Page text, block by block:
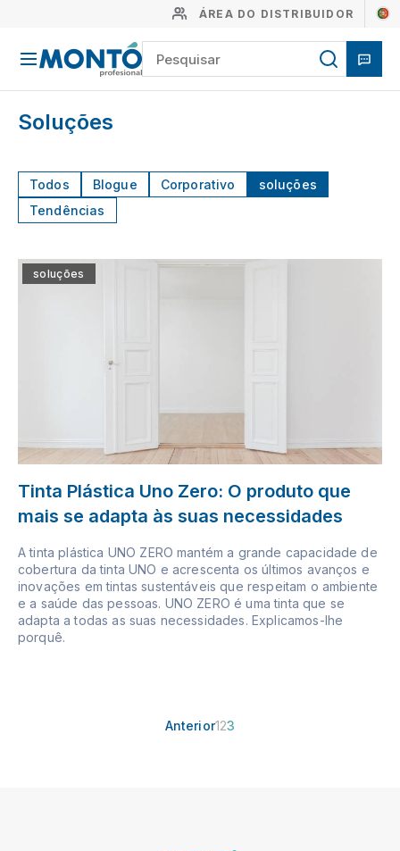
ÁREA DO DISTRIBUIDOR
Soluções
Todos Blogue Corporativo
soluções
Tendências
soluções
Tinta Plástica Uno Zero: O produto que
mais se adapta às suas necessidades
A tinta plástica UNO ZERO mantém a grande capacidade de
cobertura da tinta UNO e acrescenta os últimos avanços e
inovações em tintas sustentáveis que respeitam o ambiente
e a saúde das pessoas. UNO ZERO é uma tinta que se
adapta a todas as suas necessidades. Explicamos-lhe
porquê.
Anterior123